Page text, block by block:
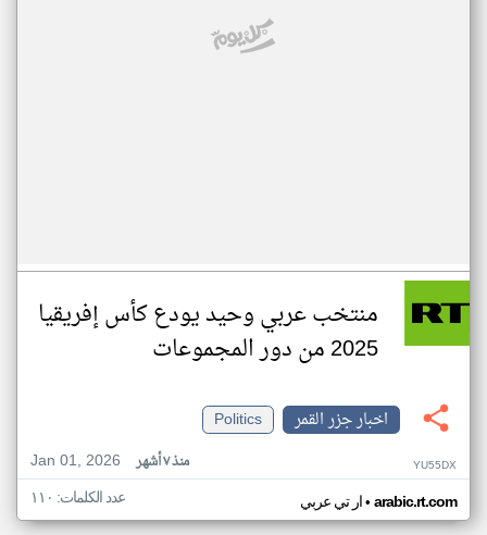
منتخب عربي وحيد يودع كأس إفريقيا
2025 من دور المجموعات
اخبار جزر القمر
Politics
Jan 01, 2026
منذ ٧ أشهر YU55DX
ار تي عربي• arabic.rt.com عدد الكلمات: ١١٠